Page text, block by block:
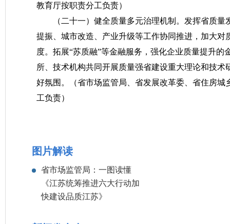
教育厅按职责分工负责）
（二十一）健全质量多元治理机制。 发挥省质量
提振、城市改造、产业升级等工作协同推进，加大
度。拓展“苏质融”等金融服务，强化企业质量提升
所、技术机构共同开展质量强省建设重大理论和技
好氛围。
（省市场监管局、省发展改革委、省住房
工负责）
图片解读
省市场监管局：一图读懂
《江苏统筹推进六大行动加
快建设品质江苏》